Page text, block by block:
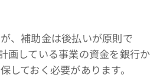
補助金は後払いが原則で
画している事業の資金を銀行か
しておく必要があります。